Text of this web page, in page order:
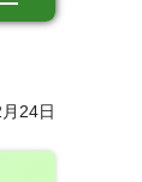
24日